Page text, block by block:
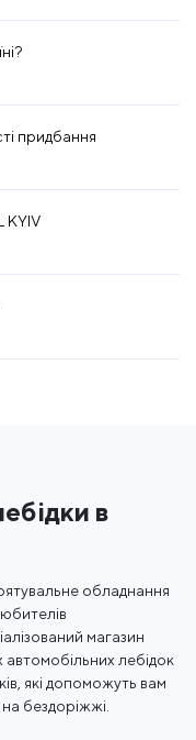
придбання
KYIV
в
обладнання
магазин
лебідок
які допоможуть вам
бездоріжжі.